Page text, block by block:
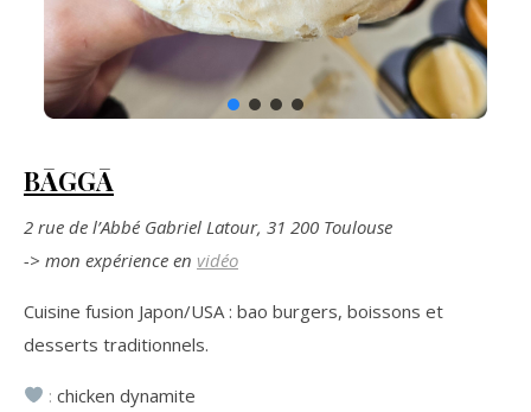
BĀGGĀ
2 rue de l’Abbé Gabriel Latour, 31 200 Toulouse
-> mon expérience en vidéo
Cuisine fusion Japon/USA : bao burgers, boissons et
desserts traditionnels.
:chicken dynamite